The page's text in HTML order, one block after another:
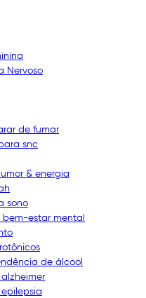
Nervoso
de fumar
snc
& energia
sono
estar mental
de álcool